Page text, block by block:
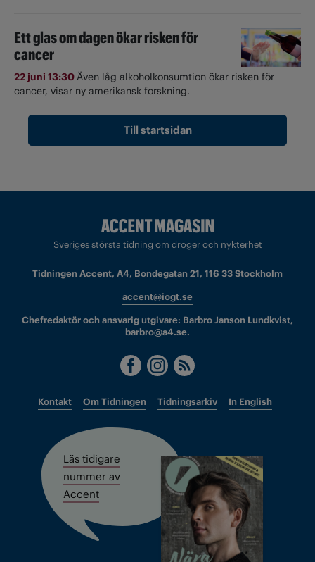
Ett glas om dagen ökar risken för
cancer
22 juni 13:30Även låg alkoholkonsumtion ökar risken för
cancer, visar ny amerikansk forskning.
Till startsidan
Sveriges största tidning om droger och nykterhet
Tidningen Accent, A4, Bondegatan 21, 116 33 Stockholm
accent@iogt.se
Chefredaktör och ansvarig utgivare: Barbro Janson Lundkvist,
barbro@a4.se.
Kontakt Om Tidningen Tidningsarkiv In English
Läs tidigare
nummer av
Accent